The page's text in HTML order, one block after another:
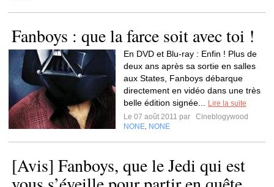
Fanboys : que la farce soit avec toi !
En DVD et Blu-ray : Enfin ! Plus de
deux ans après sa sortie en salles
aux States, Fanboys débarque
directement en vidéo dans une très
belle édition signée...
Lire la suite
Le 07 août 2011 par
Cineblogywood
NONE NONE
[Avis] Fanboys, que le Jedi qui est